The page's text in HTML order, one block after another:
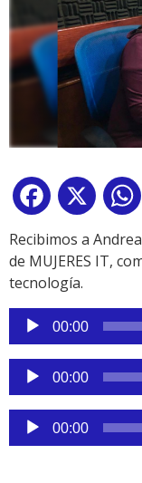
Facebook
X
Recibimos a
de MUJERES IT,
tecnología.
Reproductor
de
audio
00:00
Reproductor
de
audio
00:00
Reproductor
de
00:00